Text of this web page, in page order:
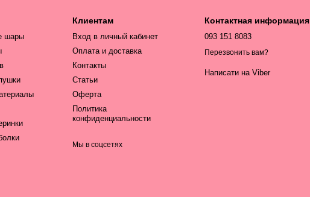
шары
Клиентам
Вход в личный кабинет
Оплата и доставка
Контакты
Статьи
Оферта
Политика
конфиденциальности
Мы в соцсетях
Контактная информация
093 151 8083
Перезвонить вам?
Написати на Viber